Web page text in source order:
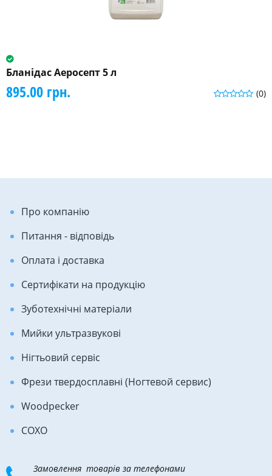
Бланідас Аеросепт 5 л
(0)
895.00 грн.
Про компанію
Питання - відповідь
Оплата і доставка
Сертифікати на продукцію
Зуботехнічні матеріали
Мийки ультразвукові
Нігтьовий сервіс
Фрези твердосплавні (Ногтевой сервис)
Woodpecker
COXO
Замовлення товарів за телефонами